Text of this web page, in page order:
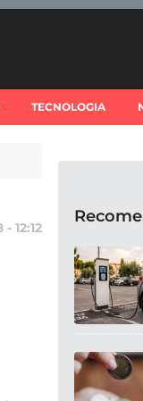
TECNOLOGIA
- 12:12